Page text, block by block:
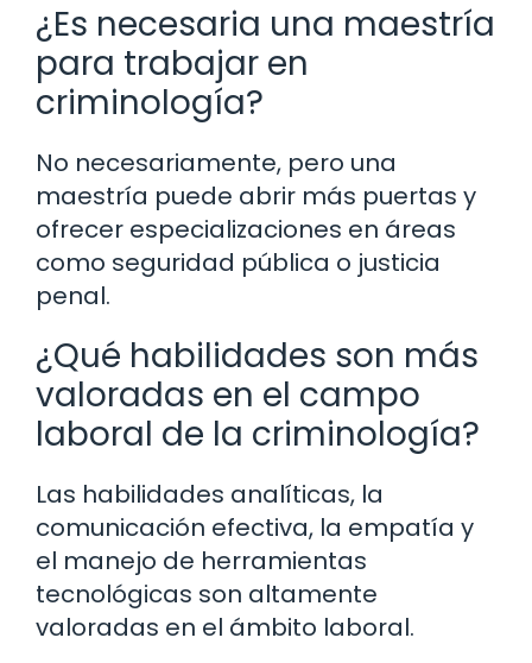
¿Es necesaria una maestría
para trabajar en
criminología?
No necesariamente, pero una
maestría puede abrir más puertas y
ofrecer especializaciones en áreas
como seguridad pública o justicia
penal.
¿Qué habilidades son más
valoradas en el campo
laboral de la criminología?
Las habilidades analíticas, la
comunicación efectiva, la empatía y
el manejo de herramientas
tecnológicas son altamente
valoradas en el ámbito laboral.